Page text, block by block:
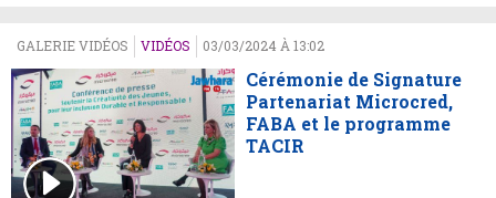
GALERIE VIDÉOS VIDÉOS 03/03/2024 À 13:02
Cérémonie de Signature
Partenariat Microcred,
FABA et le programme
TACIR